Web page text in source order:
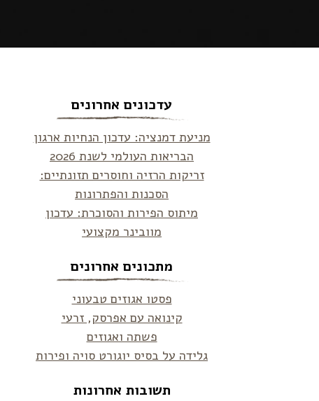
עדכונים אחרונים
מניעת דמנציה: עדכון הנחיות ארגון
הבריאות העולמי לשנת 2026
זריקות הרזיה וחוסרים תזונתיים:
הסכנות והפתרונות
מיתוס הפירות והסוכרת: עדכון
מוובינר מקצועי
מתכונים אחרונים
פסטו אגוזים טבעוני
קינואה עם אפרסק, זרעי
פשתה ואגוזים
גלידה על בסיס יוגורט סויה ופירות
תשובות אחרונות